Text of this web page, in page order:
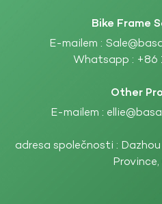
Bike Frame
E-mailem :
Whatsapp : +86
Other
E-mailem :
adresa společnosti :